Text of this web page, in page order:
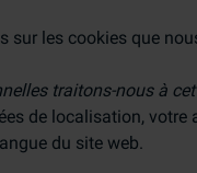
sur les cookies que
traitons-nous à
de localisation,
du site web.